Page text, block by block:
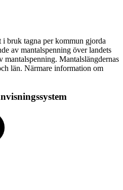
i bruk tagna per kommun gjorda
av mantalspenning över landets
Mantalslängdernas
län. Närmare information om